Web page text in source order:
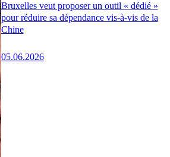
Bruxelles veut proposer un outil « dédié »
pour réduire sa dépendance vis-à-vis de la
Chine
05.06.2026